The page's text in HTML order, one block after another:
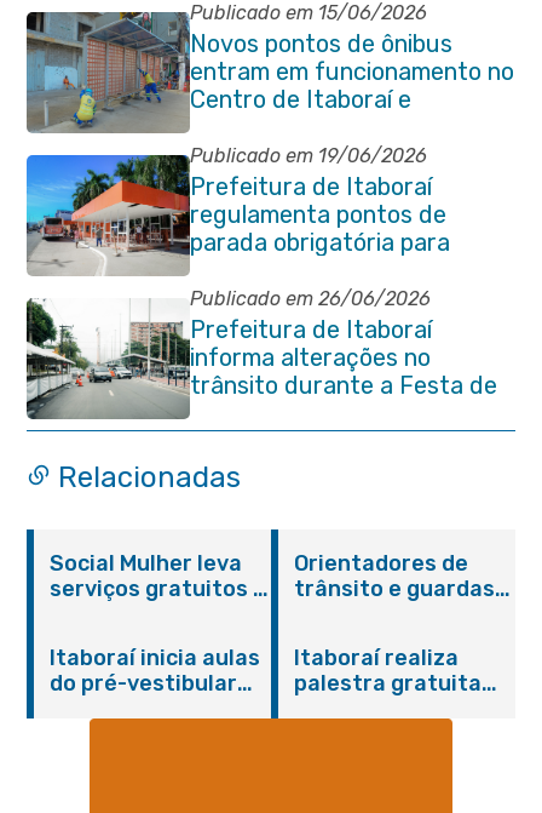
Publicado em 15/06/2026
Novos pontos de ônibus
entram em funcionamento no
Centro de Itaboraí e
garantem mais conforto à
população
Publicado em 19/06/2026
Prefeitura de Itaboraí
regulamenta pontos de
parada obrigatória para
transporte coletivo na
Avenida 22 de Maio
Publicado em 26/06/2026
Prefeitura de Itaboraí
informa alterações no
trânsito durante a Festa de
São Pedro Apóstolo
Relacionadas
Social Mulher leva
serviços gratuitos à
sexta-feira (07/08)
Orientadores de
trânsito e guardas
primeiros socorros
em Itaboraí
Itaboraí inicia aulas
do pré-vestibular
Itaboraí realiza
palestra gratuita